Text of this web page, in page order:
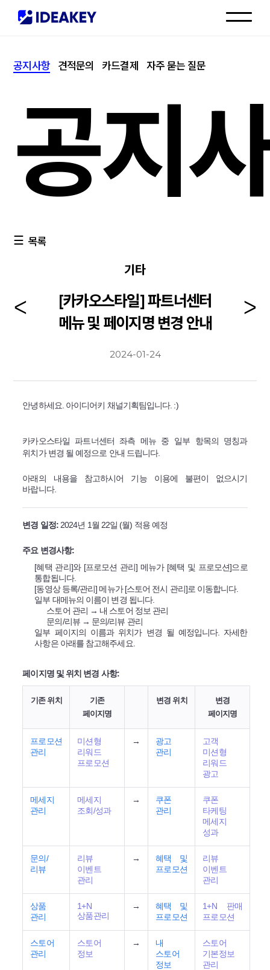
고객센터
공지사항 견적문의 카드결제 자주 묻는 질문
공지
목록
기타
[카카오스타일] 파트너센터
메뉴 및 페이지명 변경 안내
2024-01-24
안녕하세요. 아이디어키 채널기획팀입니다. :)
카카오스타일 파트너센터 좌측 메뉴 중 일부 항목의 명칭과
위치가 변경 될 예정으로 안내 드립니다.
아래의 내용을 참고하시어 기능 이용에 불편이 없으시기
바랍니다.
변경 일정:2024년 1월 22일 (월) 적용 예정
주요 변경사항:
[혜택 관리]와 [프로모션 관리] 메뉴가 [혜택 및 프로모션]으로
통합됩니다.
[동영상 등록/관리] 메뉴가 [스토어 전시 관리]로 이동합니다.
일부 대메뉴의 이름이 변경 됩니다.
스토어 관리 → 내 스토어 정보 관리
문의/리뷰 → 문의/리뷰 관리
일부 페이지의 이름과 위치가 변경 될 예정입니다. 자세한
사항은 아래를 참고해주세요.
페이지명 및 위치 변경 사항:
기존 위치
기존
페이지명
변경 위치
변경
페이지명
프로모션
관리
미션형
리워드
프로모션
→
광고
관리
고객
미션형
리워드
광고
메세지
관리
메세지
조회/성과
→
쿠폰
관리
쿠폰
타케팅
메세지
성과
문의/
리뷰
리뷰
이벤트
관리
→
혜택 및
프로모션
리뷰
이벤트
관리
상품
관리
1+N
상품관리
→
혜택 및
프로모션
1+N 판매
프로모션
스토어
관리
스토어
정보
→
내
스토어
정보
스토어
기본정보
관리